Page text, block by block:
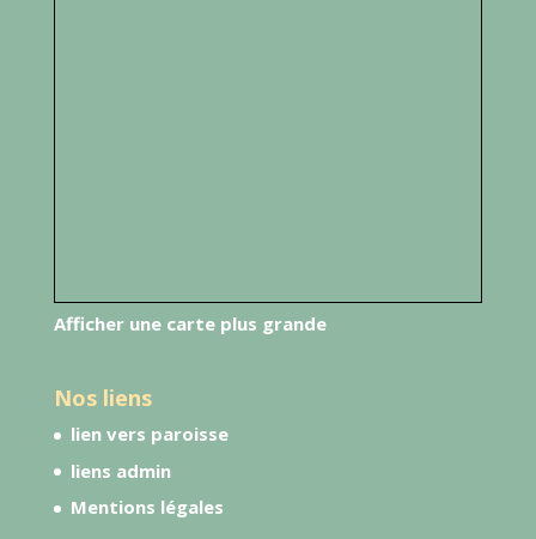
Afficher une carte plus grande
Nos liens
lien vers paroisse
liens admin
Mentions légales